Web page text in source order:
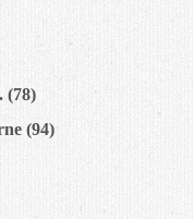
(78)
(94)